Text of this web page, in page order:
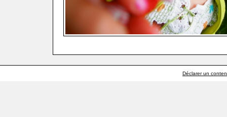
Déclarer un